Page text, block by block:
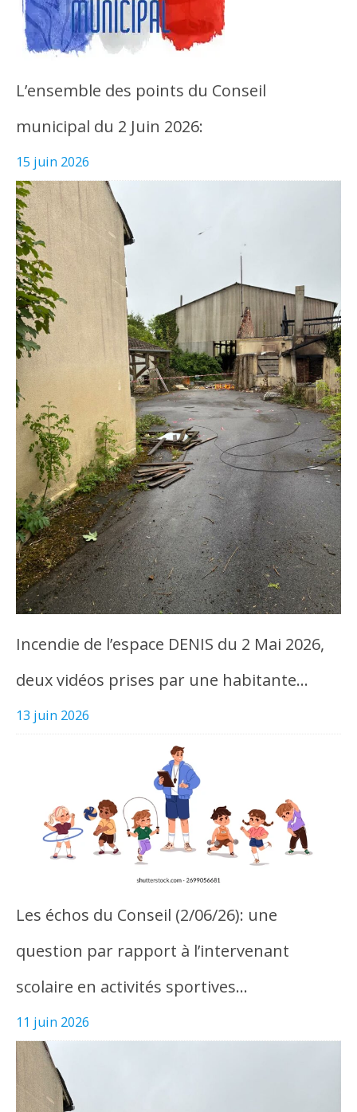
L’ensemble des points du Conseil
municipal du 2 Juin 2026:
15 juin 2026
Incendie de l’espace DENIS du 2 Mai 2026,
deux vidéos prises par une habitante…
13 juin 2026
Les échos du Conseil (2/06/26): une
question par rapport à l’intervenant
scolaire en activités sportives…
11 juin 2026